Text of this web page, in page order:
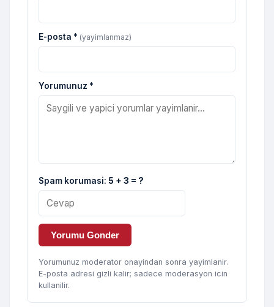
E-posta * (yayimlanmaz)
Yorumunuz *
Spam korumasi: 5 + 3 = ?
Yorumu Gonder
Yorumunuz moderator onayindan sonra yayimlanir.
E-posta adresi gizli kalir; sadece moderasyon icin
kullanilir.